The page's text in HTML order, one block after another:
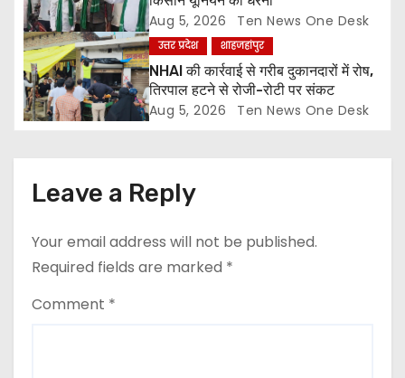
n
Aug 5, 2026 Ten News One Desk
उत्तर प्रदेश शाहजहांपुर
NHAI की कार्रवाई से गरीब दुकानदारों में रोष,
तिरपाल हटने से रोजी-रोटी पर संकट
Aug 5, 2026 Ten News One Desk
Leave a Reply
Your email address will not be published.
Required fields are marked *
Comment *